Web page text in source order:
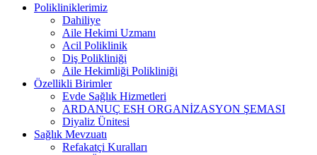
Polikliniklerimiz
Dahiliye
Aile Hekimi Uzmanı
Acil Poliklinik
Diş Polikliniği
Aile Hekimliği Polikliniği
Özellikli Birimler
Evde Sağlık Hizmetleri
ARDANUÇ ESH ORGANİZASYON ŞEMASI
Diyaliz Ünitesi
Sağlık Mevzuatı
Refakatçi Kuralları